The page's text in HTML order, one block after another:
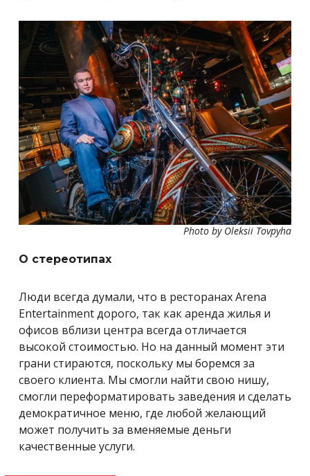
Photo by Oleksii Tovpyha
О стереотипах
Люди всегда думали, что в ресторанах Arena
Entertainment дорого, так как аренда жилья и
офисов вблизи центра всегда отличается
высокой стоимостью. Но на данный момент эти
грани стираются, поскольку мы боремся за
своего клиента. Мы смогли найти свою нишу,
смогли переформатировать заведения и сделать
демократичное меню, где любой желающий
может получить за вменяемые деньги
качественные услуги.